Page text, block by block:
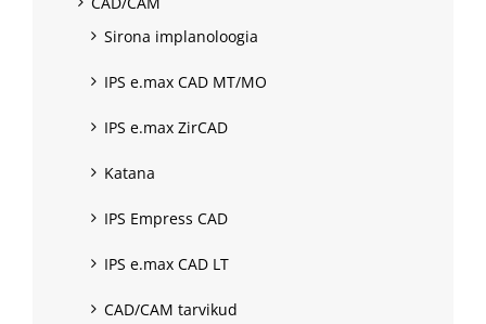
Sirona implanoloogia
IPS e.max CAD MT/MO
IPS e.max ZirCAD
Katana
IPS Empress CAD
IPS e.max CAD LT
CAD/CAM tarvikud